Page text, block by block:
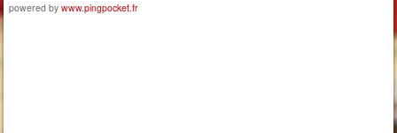
powered bywww.pingpocket.fr